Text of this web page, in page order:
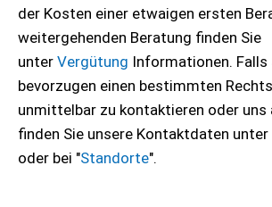
der Kosten einer etwaigen ersten
weitergehenden Beratung finden Sie
unter Vergütung Informationen. Falls
bevorzugen einen bestimmten
unmittelbar zu kontaktieren oder uns
finden Sie unsere Kontaktdaten unter
oder bei "Standorte".